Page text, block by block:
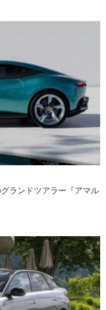
ランドツアラー『アマル